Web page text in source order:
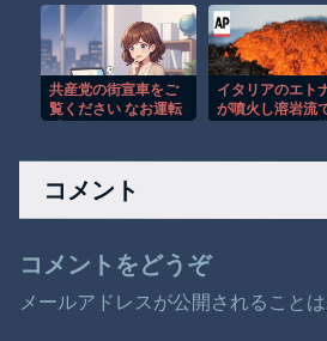
落して3人死亡。 ア、外部から完
御のおそれ
共産党の街宣車をご
覧ください なお運転
イタリアのエト
が噴火し溶岩流
コメント
コメントをどうぞ
メールアドレスが公開されることは